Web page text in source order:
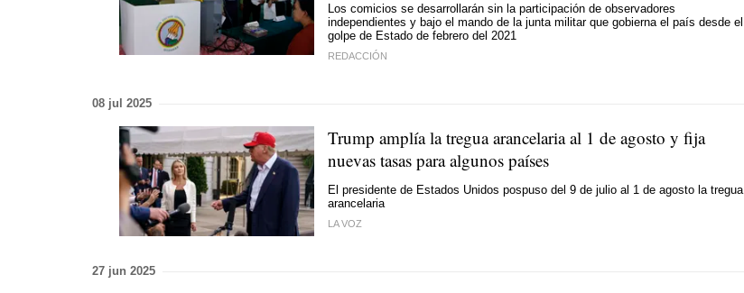
Los comicios se desarrollarán sin la participación de observadores
independientes y bajo el mando de la junta militar que gobierna el país desde el
golpe de Estado de febrero del 2021
REDACCIÓN
08 jul 2025
Trump amplía la tregua arancelaria al 1 de agosto y fija
nuevas tasas para algunos países
El presidente de Estados Unidos pospuso del 9 de julio al 1 de agosto la tregua
arancelaria
LA VOZ
27 jun 2025